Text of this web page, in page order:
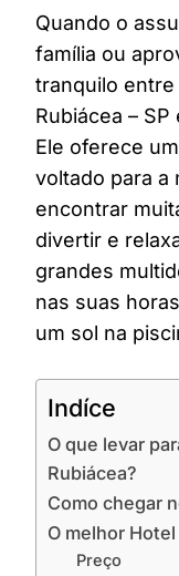
Quando o
família ou
tranquilo entre
Rubiácea –
Ele oferece
voltado para a
encontrar
divertir e
grandes
nas suas
um sol na
Indíce
O que levar
Rubiácea?
Como chegar
O melhor
Preço